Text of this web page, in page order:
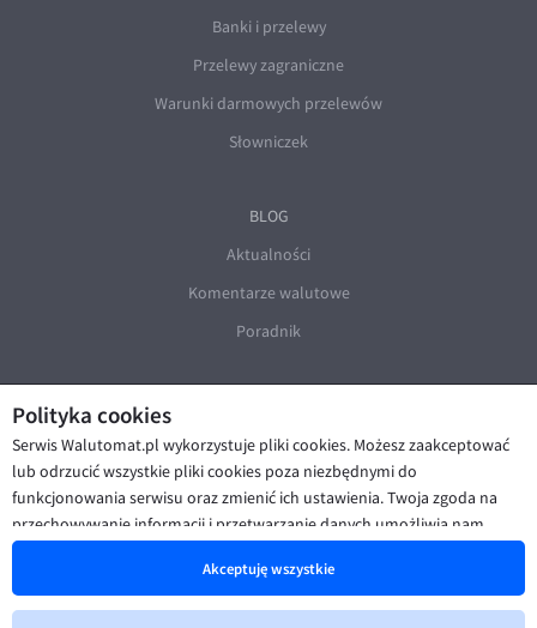
Polityka cookies
Serwis Walutomat.pl wykorzystuje pliki cookies. Możesz zaakceptować
lub odrzucić wszystkie pliki cookies poza niezbędnymi do
funkcjonowania serwisu oraz zmienić ich ustawienia. Twoja zgoda na
przechowywanie informacji i przetwarzanie danych umożliwia nam
poprawę funkcjonalności strony oraz prezentowanie Ci
spersonalizowanych treści i reklam. Więcej informacji znajdziesz w naszej
Akceptuję wszystkie
Banki i przelewy
Przelewy zagraniczne
Warunki darmowych przelewów
Słowniczek
BLOG
Aktualności
Komentarze walutowe
Poradnik
© Walutomat 2026 | Regulaminy
|
Polityka prywatności i cookies | Deklaracja dostępności